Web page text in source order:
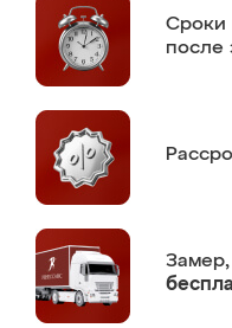
Сроки
после
Замер,